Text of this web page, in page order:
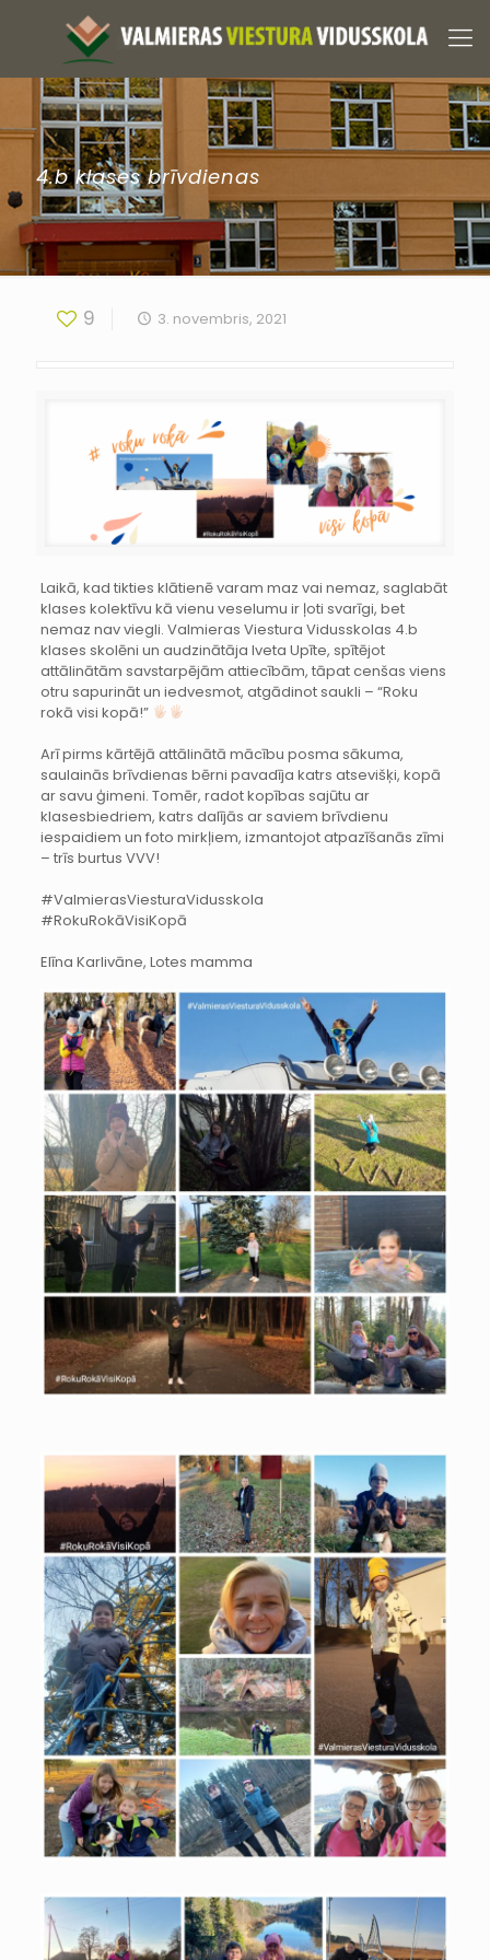
4.b klases brīvdienas
9 3. novembris, 2021
Laikā, kad tikties klātienē varam maz vai nemaz, saglabāt
klases kolektīvu kā vienu veselumu ir ļoti svarīgi, bet
nemaz nav viegli. Valmieras Viestura Vidusskolas 4.b
klases skolēni un audzinātāja Iveta Upīte, spītējot
attālinātām savstarpējām attiecībām, tāpat cenšas viens
otru sapurināt un iedvesmot, atgādinot saukli – “Roku
rokā visi kopā!”
Arī pirms kārtējā attālinātā mācību posma sākuma,
saulainās brīvdienas bērni pavadīja katrs atsevišķi, kopā
ar savu ģimeni. Tomēr, radot kopības sajūtu ar
klasesbiedriem, katrs dalījās ar saviem brīvdienu
iespaidiem un foto mirkļiem, izmantojot atpazīšanās zīmi
– trīs burtus VVV!
#ValmierasViesturaVidusskola
#RokuRokāVisiKopā
Elīna Karlivāne, Lotes mamma